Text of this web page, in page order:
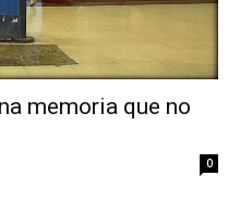
memoria que no
0